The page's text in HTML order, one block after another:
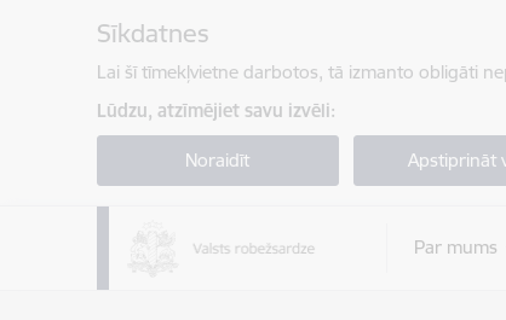
Sīkdatnes
Lai šī tīmekļvietne darbotos, tā izmanto obligāti
Lūdzu, atzīmējiet savu izvēli:
Noraidīt Apstiprināt
Par mums